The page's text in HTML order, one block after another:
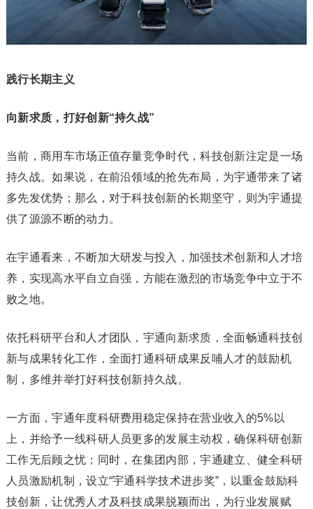
践行长期主义
向新求质，打好创新“持久战”
当前，商用车市场正值存量竞争时代，科技创新注定是一场
持久战。如果说，在前沿领域的抢先布局，为宇通带来了诸
多先发优势；那么，对于科技创新的长期坚守，则为宇通提
供了源源不断的动力。
在宇通看来，不断加大研发与投入，加强技术创新和人才培
养，实现高水平自立自强，方能在激烈的市场竞争中立于不
败之地。
依托科研平台和人才团队，宇通向新求质，全面畅通科技创
新与成果转化工作，全面打通科研成果反哺人才的鼓励机
制，多维并举打好科技创新持久战。
一方面，宇通年度科研费用稳定保持在营业收入的5%以
上，并给予一线科研人员更多的发展主动权，确保科研创新
工作无后顾之忧；同时，在集团内部，宇通建立、健全科研
人员激励机制，设立“宇通科学技术进步奖”，以重金鼓励科
技创新，让优秀人才及科技成果脱颖而出，为行业发展赋